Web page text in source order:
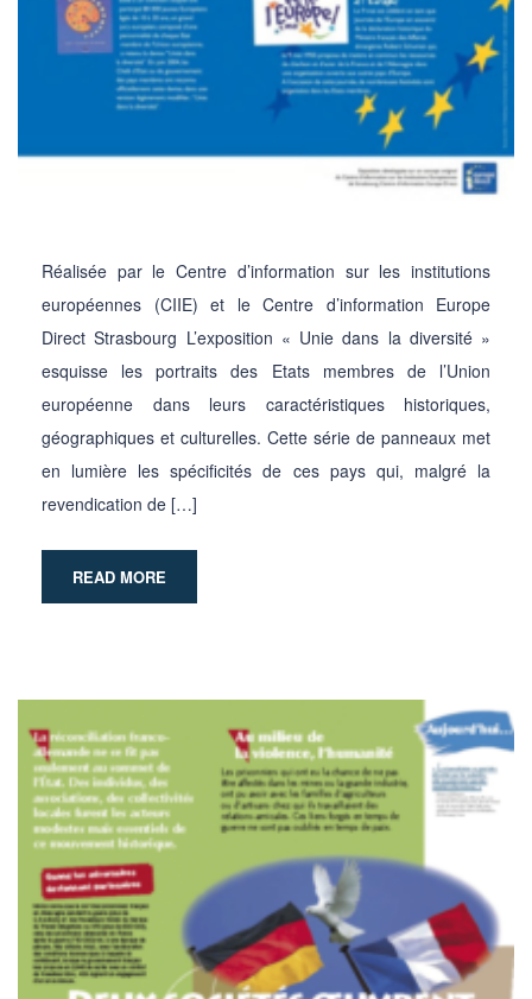
Réalisée par le Centre d’information sur les institutions
européennes (CIIE) et le Centre d’information Europe
Direct Strasbourg L’exposition « Unie dans la diversité »
esquisse les portraits des Etats membres de l’Union
européenne dans leurs caractéristiques historiques,
géographiques et culturelles. Cette série de panneaux met
en lumière les spécificités de ces pays qui, malgré la
revendication de […]
READ MORE